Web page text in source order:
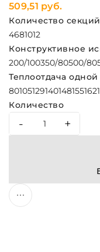
509,51 руб.
Количество
4681012
Конструктивное
200/100350/80500/80
Теплоотдача
80105129140148155162
Количество
- +